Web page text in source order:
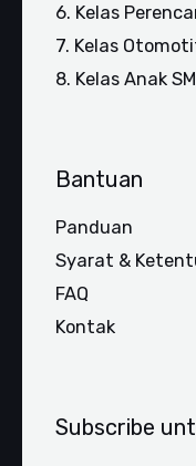
6. Kelas
7. Kelas
8. Kelas Anak
Bantuan
Panduan
Syarat &
FAQ
Kontak
Subscribe